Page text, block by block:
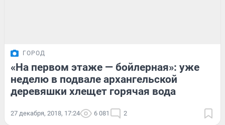
ГОРОД
«На первом этаже — бойлерная»: уже
неделю в подвале архангельской
деревяшки хлещет горячая вода
27 декабря, 2018, 17:24 6 081 2